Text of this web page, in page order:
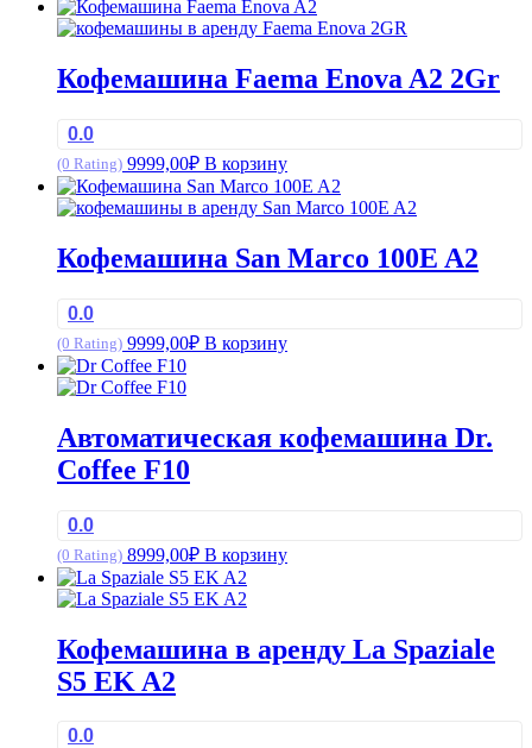
Кофемашина Faema Enova A2 2Gr
0.0
(0 Rating) 9999,00₽ В корзину
Кофемашина San Marco 100E A2
0.0
(0 Rating) 9999,00₽ В корзину
Автоматическая кофемашина Dr.
Coffee F10
0.0
(0 Rating) 8999,00₽ В корзину
Кофемашина в аренду La Spaziale
S5 EK A2
0.0